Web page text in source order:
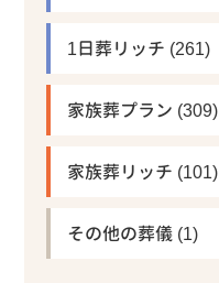
1日葬リッチ (261)
家族葬プラン (309)
家族葬リッチ (101)
その他の葬儀 (1)